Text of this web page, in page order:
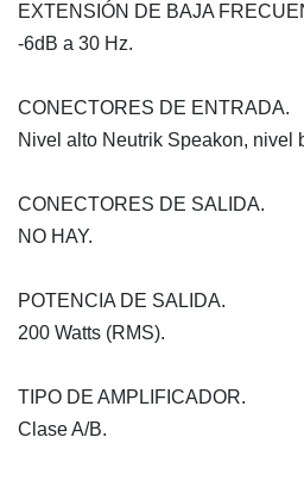
EXTENSIÓN DE BAJA
-6dB a 30 Hz.
CONECTORES DE ENTRADA.
Nivel alto Neutrik Speakon, nivel
CONECTORES DE SALIDA.
NO HAY.
POTENCIA DE SALIDA.
200 Watts (RMS).
TIPO DE AMPLIFICADOR.
Clase A/B.